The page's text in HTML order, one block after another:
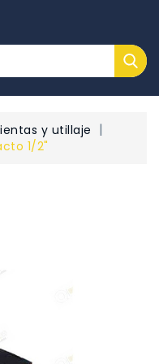
y utillaje
1/2"